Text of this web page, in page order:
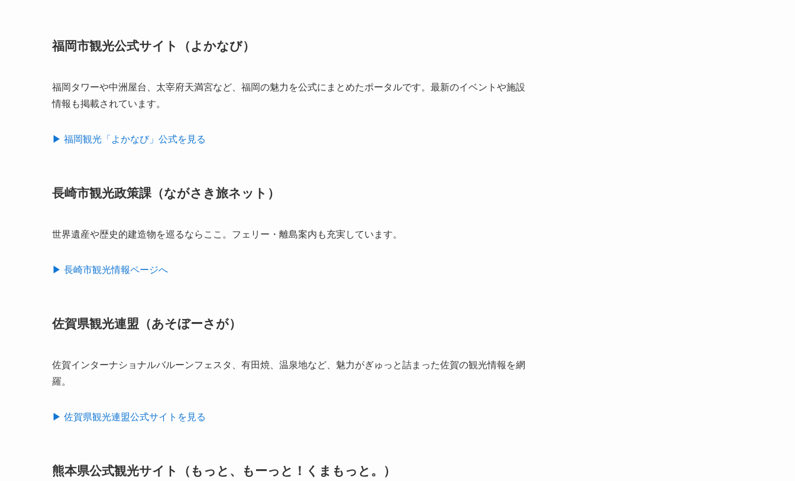
福岡市観光公式サイト（よかなび）
福岡タワーや中洲屋台、太宰府天満宮など、福岡の魅力を公式にまとめたポータルです。最新のイベントや施設
情報も掲載されています。
▶ 福岡観光「よかなび」公式を見る
長崎市観光政策課（ながさき旅ネット）
世界遺産や歴史的建造物を巡るならここ。フェリー・離島案内も充実しています。
▶ 長崎市観光情報ページへ
佐賀県観光連盟（あそぼーさが）
佐賀インターナショナルバルーンフェスタ、有田焼、温泉地など、魅力がぎゅっと詰まった佐賀の観光情報を網
羅。
▶ 佐賀県観光連盟公式サイトを見る
熊本県公式観光サイト（もっと、もーっと！くまもっと。）